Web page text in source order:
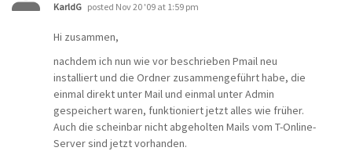
KarldG posted Nov 20 '09 at 1:59 pm
Hi zusammen,
nachdem ich nun wie vor beschrieben Pmail neu
installiert und die Ordner zusammengeführt habe, die
einmal direkt unter Mail und einmal unter Admin
gespeichert waren, funktioniert jetzt alles wie früher.
Auch die scheinbar nicht abgeholten Mails vom T-Online-
Server sind jetzt vorhanden.